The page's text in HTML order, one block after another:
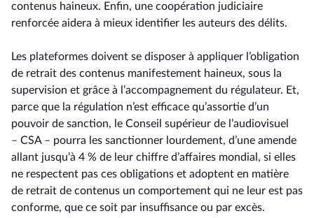
contenus haineux. Enfin, une coopération judiciaire
renforcée aidera à mieux identifier les auteurs des délits.
Les plateformes doivent se disposer à appliquer l’obligation
de retrait des contenus manifestement haineux, sous la
supervision et grâce à l’accompagnement du régulateur. Et,
parce que la régulation n’est efficace qu’assortie d’un
pouvoir de sanction, le Conseil supérieur de l’audiovisuel
–⁠ CSA – pourra les sanctionner lourdement, d’une amende
allant jusqu’à 4 % de leur chiffre d’affaires mondial, si elles
ne respectent pas ces obligations et adoptent en matière
de retrait de contenus un comportement qui ne leur est pas
conforme, que ce soit par insuffisance ou par excès.